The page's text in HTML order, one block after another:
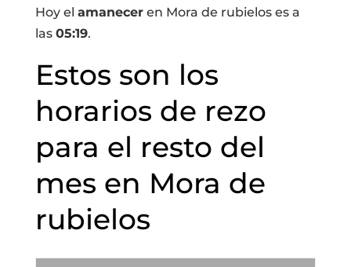
Hoy el amaneceren Mora de rubielos es a
las 05:19.
Estos son los
horarios de rezo
para el resto del
mes en Mora de
rubielos